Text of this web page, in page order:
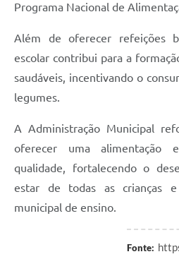
Programa Nacional de
Além de oferecer refeições
escolar contribui para a
saudáveis, incentivando o
legumes.
A Administração Municipal
oferecer uma alimentação
qualidade, fortalecendo o
estar de todas as crianças
municipal de ensino.
Fonte: